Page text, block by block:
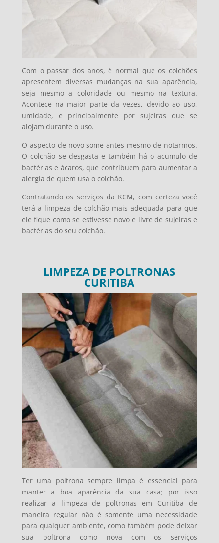
Com o passar dos anos, é normal que os colchões
apresentem diversas mudanças na sua aparência,
seja mesmo a coloridade ou mesmo na textura.
Acontece na maior parte da vezes, devido ao uso,
umidade, e principalmente por sujeiras que se
alojam durante o uso.
O aspecto de novo some antes mesmo de notarmos.
O colchão se desgasta e também há o acumulo de
bactérias e ácaros, que contribuem para aumentar a
alergia de quem usa o colchão.
Contratando os serviços da KCM, com certeza você
terá a limpeza de colchão mais adequada para que
ele fique como se estivesse novo e livre de sujeiras e
bactérias do seu colchão.
LIMPEZA DE POLTRONAS
CURITIBA
Ter uma poltrona sempre limpa é essencial para
manter a boa aparência da sua casa; por isso
realizar a limpeza de poltronas em Curitiba de
maneira regular não é somente uma necessidade
para qualquer ambiente, como também pode deixar
sua poltrona como nova com os serviços